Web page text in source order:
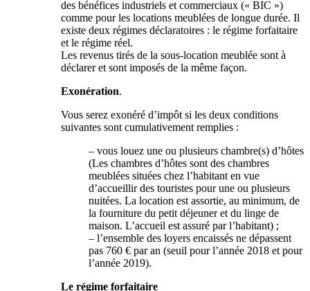
des bénéfices industriels et commerciaux (« BIC »)
comme pour les locations meublées de longue durée. Il
existe deux régimes déclaratoires : le régime forfaitaire
et le régime réel.
Les revenus tirés de la sous-location meublée sont à
déclarer et sont imposés de la même façon.
Exonération.
Vous serez exonéré d’impôt si les deux conditions
suivantes sont cumulativement remplies :
– vous louez une ou plusieurs chambre(s) d’hôtes
(Les chambres d’hôtes sont des chambres
meublées situées chez l’habitant en vue
d’accueillir des touristes pour une ou plusieurs
nuitées. La location est assortie, au minimum, de
la fourniture du petit déjeuner et du linge de
maison. L’accueil est assuré par l’habitant) ;
– l’ensemble des loyers encaissés ne dépassent
pas 760 € par an (seuil pour l’année 2018 et pour
l’année 2019).
Le régime forfaitaire